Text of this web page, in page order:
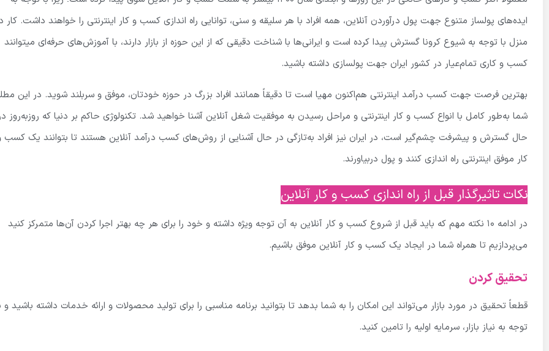
ایده‌های پولساز متنوع جهت پول درآوردن آنلاین، همه افراد با هر سلیقه و سنی، توانایی راه اندازی کسب و کار اینترنتی را خواهند داشت. کار
منزل با توجه به شیوع کرونا گسترش پیدا کرده است و ایرانی‌ها با شناخت دقیقی که از این حوزه از بازار دارند، با آموزش‌های حرفه‌ای میتوانند
کسب و کاری تمام‌عیار در کشور ایران جهت پولسازی داشته باشید.
بهترین فرصت جهت کسب درآمد اینترنتی هم‌اکنون مهیا است تا دقیقاً همانند افراد بزرگ در حوزه خودتان، موفق و سربلند شوید. در این
شما به‌طور کامل با انواع کسب و کار اینترنتی و مراحل رسیدن به موفقیت شغل آنلاین آشنا خواهید شد. تکنولوژی حاکم بر دنیا که روزبه‌روز
حال گسترش و پیشرفت چشم‌گیر است، در ایران نیز افراد به‌تازگی در حال آشنایی از روش‌های کسب درآمد آنلاین هستند تا بتوانند یک کسب
کار موفق اینترنتی راه اندازی کنند و پول دربیاورند.
نکات تاثیرگذار قبل از راه اندازی کسب و کار آنلاین
در ادامه ۱۰ نکته مهم که باید قبل از شروع کسب و کار آنلاین به آن توجه ویژه داشته و خود را برای هر چه بهتر اجرا کردن آن‌ها متمرکز کنید
می‌پردازیم تا همراه شما در ایجاد یک کسب و کار آنلاین موفق باشیم.
تحقیق کردن
قطعاً تحقیق در مورد بازار می‌تواند این امکان را به شما بدهد تا بتوانید برنامه مناسبی را برای تولید محصولات و ارائه خدمات داشته باشید و
توجه به نیاز بازار، سرمایه اولیه را تامین کنید.